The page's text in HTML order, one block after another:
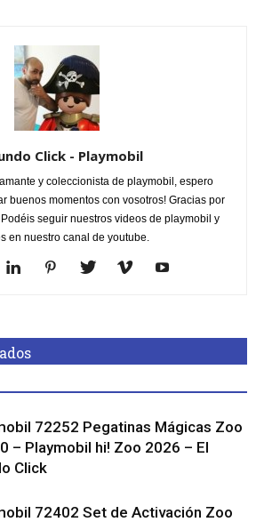
Click - Playmobil
y coleccionista de playmobil, espero
buenos momentos con vosotros! Gracias por
seguir nuestros videos de playmobil y
en nuestro canal de youtube.
72252 Pegatinas Mágicas Zoo
– Playmobil hi! Zoo 2026 – El
Click
72402 Set de Activación Zoo